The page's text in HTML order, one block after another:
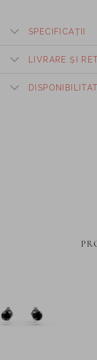
SPECIFICAȚII
LIVRARE ȘI